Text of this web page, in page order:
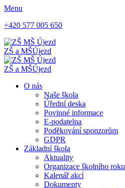
Menu
+420 577 005 650
ZŠ a MŠÚjezd
ZŠ a MŠÚjezd
O nás
Naše škola
Úřední deska
Povinné informace
E-podatelna
Poděkování sponzorům
GDPR
Základní škola
Aktuality
Organizace školního roku
Kalenář akcí
Dokumenty